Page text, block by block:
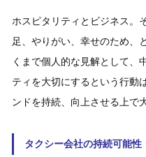
ホスピタリティとビジネス。
足、やりがい、幸せのため、
くまで個人的な見解として、
ティを大切にするという行動
ンドを持続、向上させる上で
タクシー会社の持続可能性